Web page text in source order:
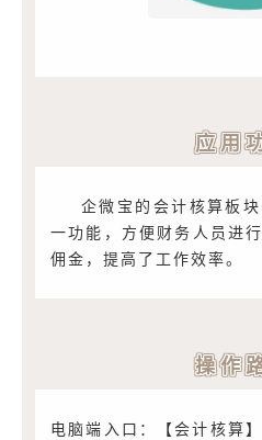
应用
企微宝的会计核算板
一功能，方便财务人员进
佣金，提高了工作效率。
操作
电脑端入口：【会计核算